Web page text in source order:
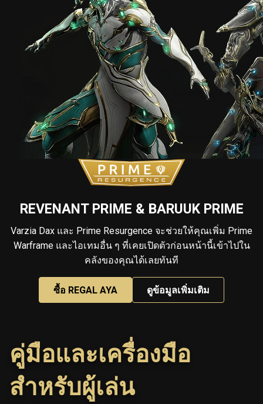
REVENANT PRIME & BARUUK PRIME
Varzia Dax และ Prime Resurgence จะช่วยให้คุณเพิ่ม Prime
Warframe และไอเทมอื่น ๆ ที่เคยเปิดตัวก่อนหน้านี้เข้าไปใน
คลังของคุณได้เลยทันที
ซื้อ REGAL AYA ดูข้อมูลเพิ่มเติม
คู่มือและเครื่องมือ
สำหรับผู้เล่น